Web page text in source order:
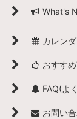
What's
カレン
おすす
FAQ(よ
お問い